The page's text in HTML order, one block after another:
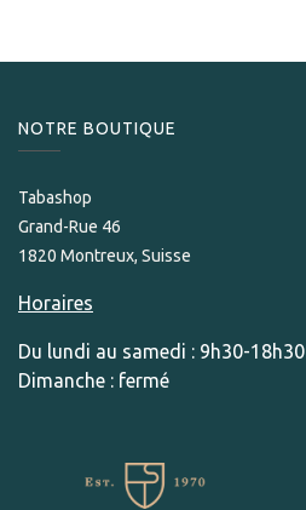
NOTRE BOUTIQUE
Tabashop
Grand-Rue 46
1820 Montreux, Suisse
Horaires
Du lundi au samedi : 9h30-18h30
Dimanche : fermé